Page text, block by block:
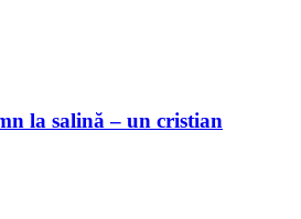
la salină – un cristian